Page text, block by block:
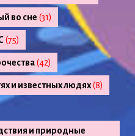
во сне (31)
(75)
(42)
и известных людях(8)
и природные